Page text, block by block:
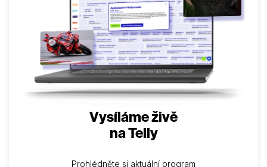
Vysíláme živě
na Telly
Prohlédněte si aktuální program